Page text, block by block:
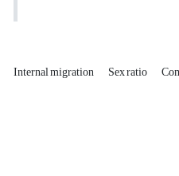
Internal migration Sex ratio